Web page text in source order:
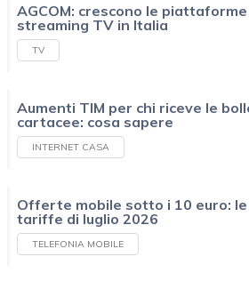
AGCOM: crescono le piattaforme
streaming TV in Italia
TV
Aumenti TIM per chi riceve le
cartacee: cosa sapere
INTERNET CASA
Offerte mobile sotto i 10 euro:
tariffe di luglio 2026
TELEFONIA MOBILE